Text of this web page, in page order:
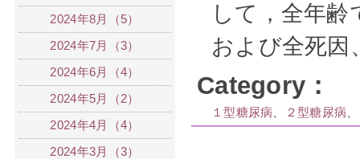
して，全年
および全死因
Category：
１型糖尿病 ２型糖尿病
2024年8月（5）
2024年7月（3）
2024年6月（4）
2024年5月（2）
2024年4月（4）
2024年3月（3）